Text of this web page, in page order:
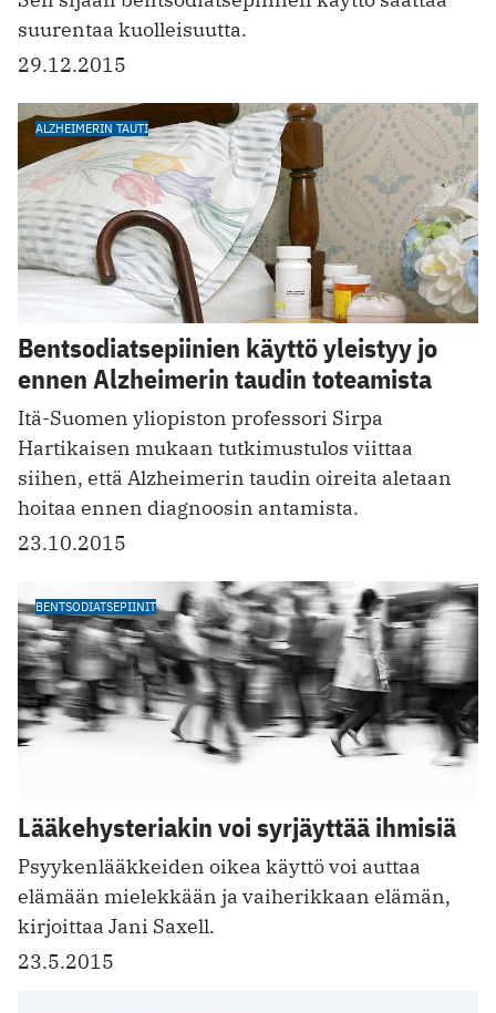
suurentaa kuolleisuutta.
29.12.2015
ALZHEIMERIN TAUTI
Bentsodiatsepiinien käyttö yleistyy jo
ennen Alzheimerin taudin toteamista
Itä-Suomen yliopiston professori Sirpa
Hartikaisen mukaan tutkimustulos viittaa
siihen, että Alzheimerin taudin oireita aletaan
hoitaa ennen diagnoosin antamista.
23.10.2015
BENTSODIATSEPIINIT
Lääkehysteriakin voi syrjäyttää ihmisiä
Psyykenlääkkeiden oikea käyttö voi auttaa
elämään mielekkään ja vaiherikkaan elämän,
kirjoittaa Jani Saxell.
23.5.2015